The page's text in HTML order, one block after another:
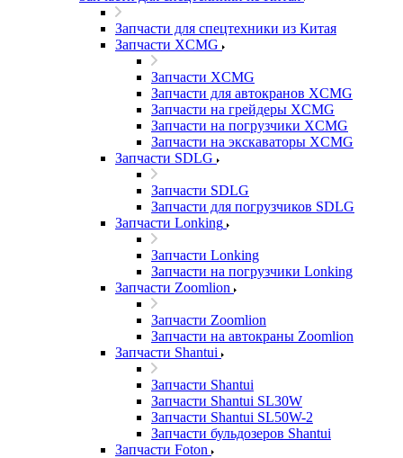
Запчасти для спецтехники из Китая
Запчасти XCMG
Запчасти XCMG
Запчасти для автокранов XCMG
Запчасти на грейдеры XCMG
Запчасти на погрузчики XCMG
Запчасти на экскаваторы XCMG
Запчасти SDLG
Запчасти SDLG
Запчасти для погрузчиков SDLG
Запчасти Lonking
Запчасти Lonking
Запчасти на погрузчики Lonking
Запчасти Zoomlion
Запчасти Zoomlion
Запчасти на автокраны Zoomlion
Запчасти Shantui
Запчасти Shantui
Запчасти Shantui SL30W
Запчасти Shantui SL50W-2
Запчасти бульдозеров Shantui
Запчасти Foton